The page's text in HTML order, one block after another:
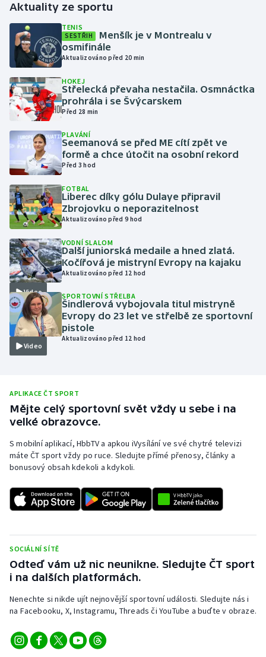
Golf
Gymnastika
Házená
Jezdectví
Judo
Krasobruslení
Lyže a snowboard
Moderní pětiboj
Motorsport
Olympijské hry
Parasport
Plavání
Ragby
Rychlobruslení
Rychlostní kanoistika
Short track
Stolní tenis
Triatlon
Veslování
Vodní slalom
Aktuality ze sportu
TENIS
SESTŘIH
Menšík je v Montrealu v
osmifinále
Aktualizováno před 20 min
HOKEJ
Střelecká převaha nestačila. Osmnáctka
prohrála i se Švýcarskem
Před 28 min
PLAVÁNÍ
Seemanová se před ME cítí zpět ve
formě a chce útočit na osobní rekord
Před 3 hod
FOTBAL
Liberec díky gólu Dulaye připravil
Zbrojovku o neporazitelnost
Aktualizováno před 9 hod
Video
VODNÍ SLALOM
Další juniorská medaile a hned zlatá.
Kočířová je mistryní Evropy na kajaku
Aktualizováno před 12 hod
Video
SPORTOVNÍ STŘELBA
Šindlerová vybojovala titul mistryně
Evropy do 23 let ve střelbě ze sportovní
pistole
Aktualizováno před 12 hod
APLIKACE ČT SPORT
Mějte celý sportovní svět vždy u sebe i na
velké obrazovce.
S mobilní aplikací, HbbTV a apkou iVysílání ve své chytré televizi
máte ČT sport vždy po ruce. Sledujte přímé přenosy, články a
bonusový obsah kdekoli a kdykoli.
SOCIÁLNÍ SÍTĚ
Odteď vám už nic neunikne. Sledujte ČT sport
i na dalších platformách.
Nenechte si nikde ujít nejnovější sportovní události. Sledujte nás i
na Facebooku, X, Instagramu, Threads či YouTube a buďte v obraze.